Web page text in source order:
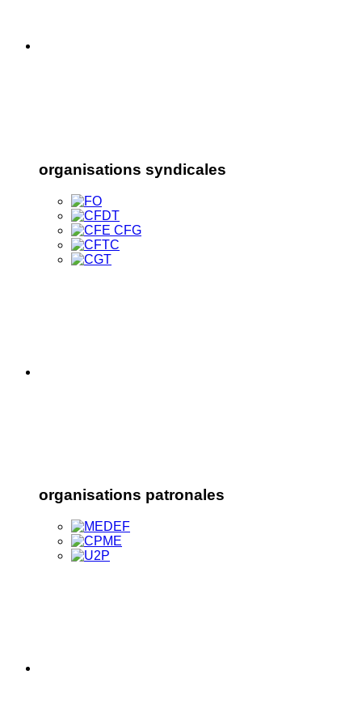
organisations syndicales
organisations patronales